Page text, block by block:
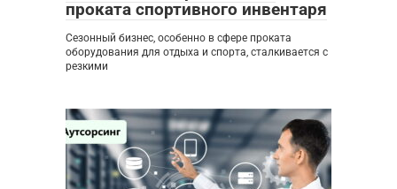
проката спортивного инвентаря
Сезонный бизнес, особенно в сфере проката
оборудования для отдыха и спорта, сталкивается с
резкими